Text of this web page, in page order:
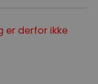
er derfor ikke